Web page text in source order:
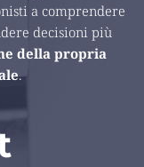
a comprendere
decisioni più
della propria
.